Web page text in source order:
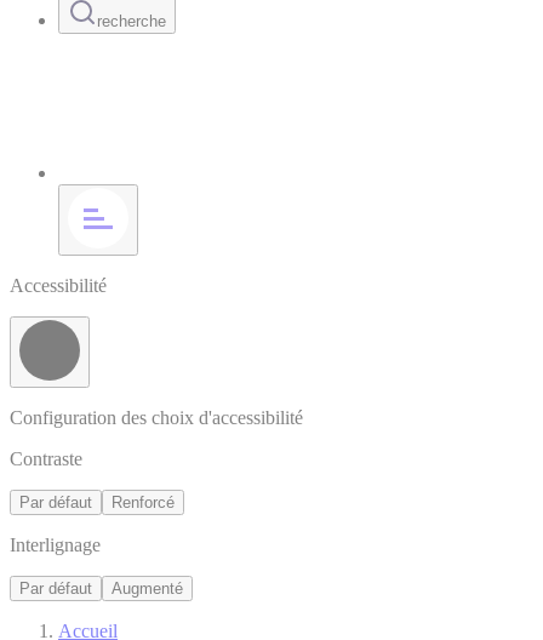
recherche
Accessibilité
Configuration des choix d'accessibilité
Contraste
Par défaut Renforcé
Interlignage
Par défaut Augmenté
Accueil